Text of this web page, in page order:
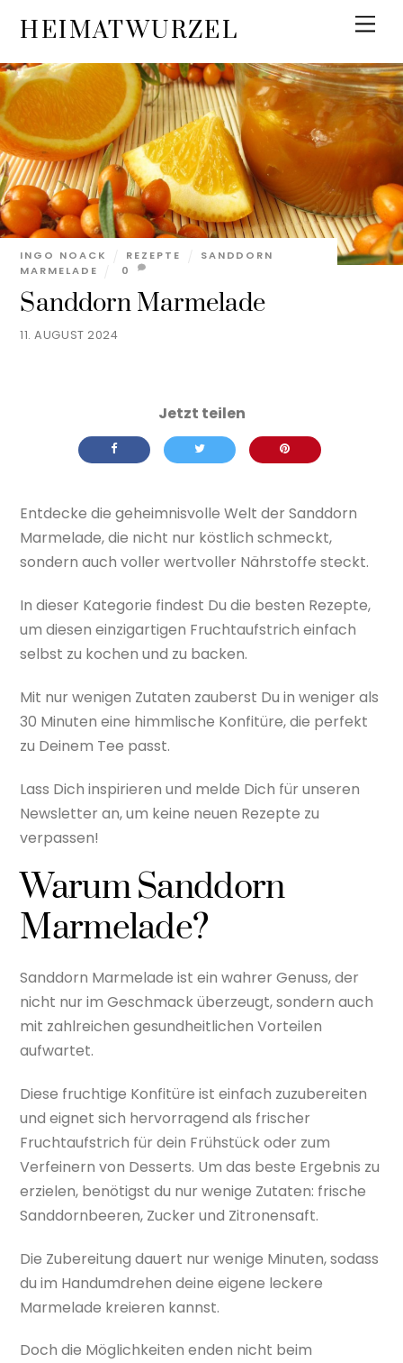
content
HEIMATWURZEL
11. AUGUST 2024
Sanddorn Marmelade
INGO NOACK REZEPTE
SANDDORN
MARMELADE
0
Entdecke die geheimnisvolle Welt der Sanddorn
Marmelade, die nicht nur köstlich schmeckt,
sondern auch voller wertvoller Nährstoffe steckt.
In dieser Kategorie findest Du die besten Rezepte,
um diesen einzigartigen Fruchtaufstrich einfach
selbst zu kochen und zu backen.
Mit nur wenigen Zutaten zauberst Du in weniger als
30 Minuten eine himmlische Konfitüre, die perfekt
zu Deinem Tee passt.
Lass Dich inspirieren und melde Dich für unseren
Newsletter an, um keine neuen Rezepte zu
verpassen!
Warum Sanddorn
Marmelade?
Sanddorn Marmelade ist ein wahrer Genuss, der
nicht nur im Geschmack überzeugt, sondern auch
mit zahlreichen gesundheitlichen Vorteilen
aufwartet.
Diese fruchtige Konfitüre ist einfach zuzubereiten
und eignet sich hervorragend als frischer
Fruchtaufstrich für dein Frühstück oder zum
Verfeinern von Desserts. Um das beste Ergebnis zu
erzielen, benötigst du nur wenige Zutaten: frische
Sanddornbeeren, Zucker und Zitronensaft.
Die Zubereitung dauert nur wenige Minuten, sodass
du im Handumdrehen deine eigene leckere
Marmelade kreieren kannst.
Doch die Möglichkeiten enden nicht beim